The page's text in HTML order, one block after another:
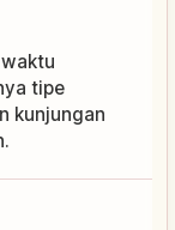
tipe
kunjungan